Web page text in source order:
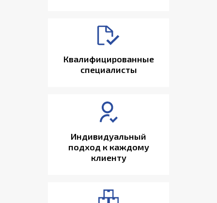
Квалифицированные
специалисты
Индивидуальный
подход к каждому
клиенту